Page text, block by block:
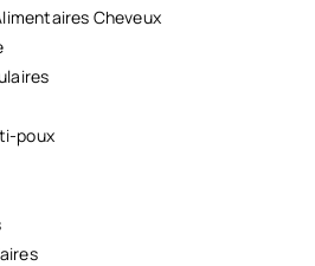
Cheveux
poux